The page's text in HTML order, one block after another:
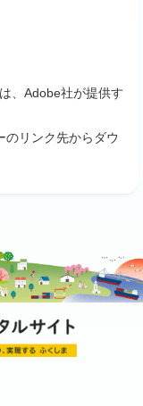
、Adobe社が提供す
リンク先からダウ